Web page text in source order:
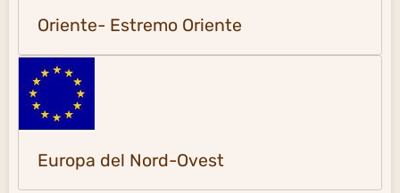
Oriente- Estremo Oriente
Europa del Nord-Ovest